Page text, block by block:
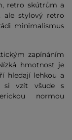
retro skútrům a
ale stylový retro
minimalismus
zapínáním
hmotnost je
hledají lehkou a
si vzít všude s
normou